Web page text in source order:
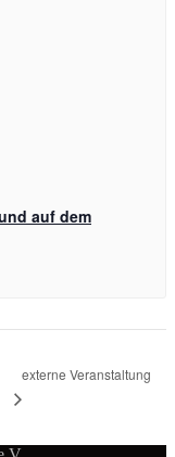
auf dem
externe Veranstaltung